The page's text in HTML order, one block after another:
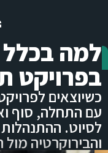
למה בכלל
בפרויקט
כשיוצאים
עם התחלה, סוף
לסיוט. ההתנהלות
והבירוקרטיה מול